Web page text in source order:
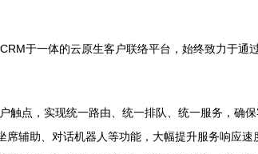
于一体的云原生客户联络平台，始终致力于
触点，实现统一路由、统一排队、统一服务，确保
辅助、对话机器人等功能，大幅提升服务响应速